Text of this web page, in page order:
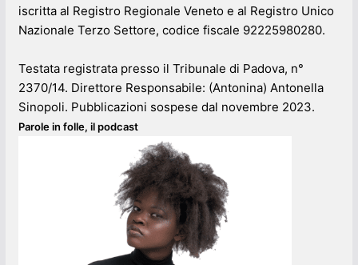
iscritta al Registro Regionale Veneto e al Registro Unico
Nazionale Terzo Settore, codice fiscale 92225980280.
Testata registrata presso il Tribunale di Padova, n°
2370/14. Direttore Responsabile: (Antonina) Antonella
Sinopoli. Pubblicazioni sospese dal novembre 2023.
Parole in folle, il podcast